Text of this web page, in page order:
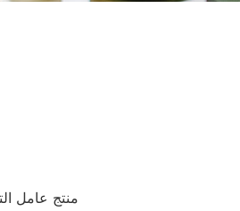
منتج عامل